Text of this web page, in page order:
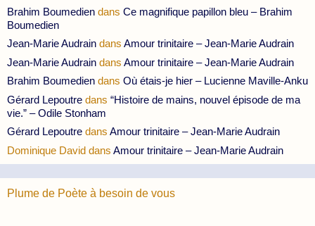
Brahim Boumedien dans Ce magnifique papillon bleu – Brahim
Boumedien
Jean-Marie Audrain dans Amour trinitaire – Jean-Marie Audrain
Jean-Marie Audrain dans Amour trinitaire – Jean-Marie Audrain
Brahim Boumedien dans Où étais-je hier – Lucienne Maville-Anku
Gérard Lepoutre dans “Histoire de mains, nouvel épisode de ma
vie.” – Odile Stonham
Gérard Lepoutre dans Amour trinitaire – Jean-Marie Audrain
Dominique David dans Amour trinitaire – Jean-Marie Audrain
Plume de Poète à besoin de vous